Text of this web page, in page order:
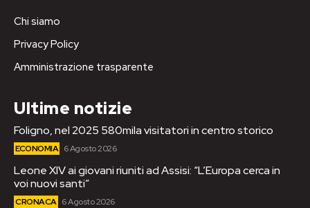
Chi siamo
Privacy Policy
Amministrazione trasparente
Ultime notizie
Foligno, nel 2025 580mila visitatori in centro storico
ECONOMIA 6 Agosto 2026
Leone XIV ai giovani riuniti ad Assisi: “L’Europa cerca in
voi nuovi santi”
CRONACA 6 Agosto 2026